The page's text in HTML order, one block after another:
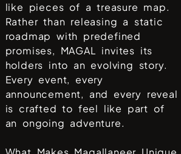
like pieces of a treasure map.
Rather than releasing a static
roadmap with predefined
promises, MAGAL invites its
holders into an evolving story.
Every event, every
announcement, and every reveal
is crafted to feel like part of
an ongoing adventure.